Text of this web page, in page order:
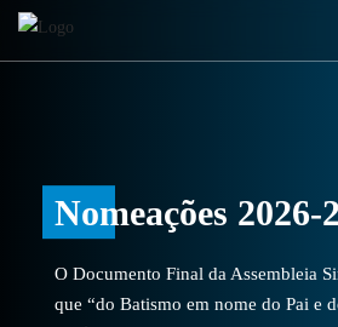
Nomeações 2026-
O Documento Final da Assembleia
que “do Batismo em nome do Pai e